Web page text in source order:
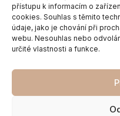
přístupu k informacím o
cookies. Souhlas s těmito
údaje, jako je chování při
webu. Nesouhlas nebo
určité vlastnosti a funkce.